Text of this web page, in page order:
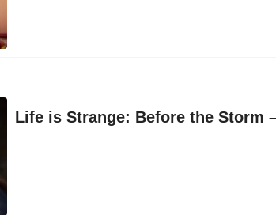
Life is Strange: Before the Storm